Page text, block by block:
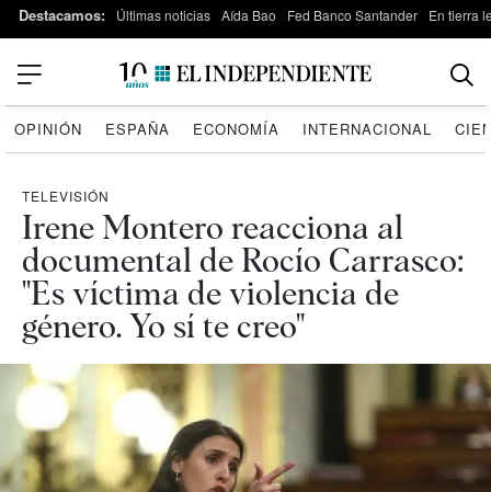
Destacamos: Últimas noticias Aída Bao Fed Banco Santander En tierra
OPINIÓN ESPAÑA ECONOMÍA INTERNACIONAL
TELEVISIÓN
Irene Montero reacciona al
documental de Rocío Carrasco:
"Es víctima de violencia de
género. Yo sí te creo"